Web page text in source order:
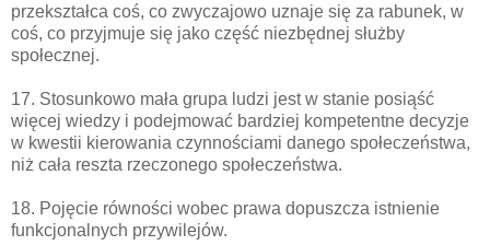
przekształca coś, co zwyczajowo uznaje się za rabunek, w
coś, co przyjmuje się jako część niezbędnej służby
społecznej.
17. Stosunkowo mała grupa ludzi jest w stanie posiąść
więcej wiedzy i podejmować bardziej kompetentne decyzje
w kwestii kierowania czynnościami danego społeczeństwa,
niż cała reszta rzeczonego społeczeństwa.
18. Pojęcie równości wobec prawa dopuszcza istnienie
funkcjonalnych przywilejów.